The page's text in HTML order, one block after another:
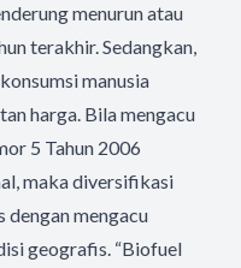
menurun atau
terakhir. Sedangkan,
manusia
harga. Bila mengacu
5 Tahun 2006
maka diversifikasi
dengan mengacu
geografis. “Biofuel